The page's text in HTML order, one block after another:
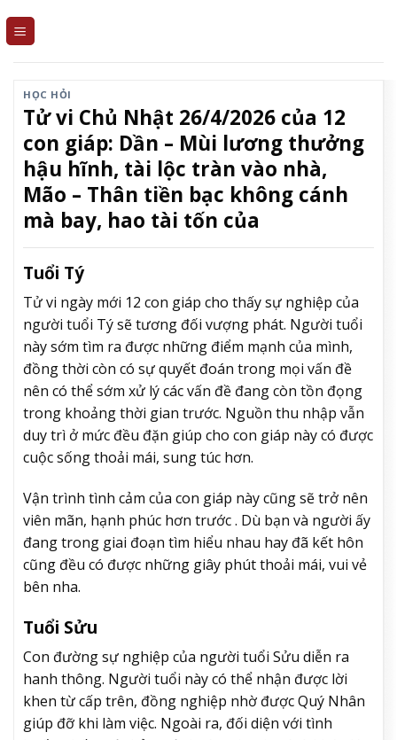
HỌC HỎI
Tử vi Chủ Nhật 26/4/2026 của 12
con giáp: Dần – Mùi lương thưởng
hậu hĩnh, tài lộc tràn vào nhà,
Mão – Thân tiền bạc không cánh
mà bay, hao tài tốn của
Tuổi Tý
Tử vi ngày mới 12 con giáp cho thấy sự nghiệp của
người tuổi Tý sẽ tương đối vượng phát. Người tuổi
này sớm tìm ra được những điểm mạnh của mình,
đồng thời còn có sự quyết đoán trong mọi vấn đề
nên có thể sớm xử lý các vấn đề đang còn tồn đọng
trong khoảng thời gian trước. Nguồn thu nhập vẫn
duy trì ở mức đều đặn giúp cho con giáp này có được
cuộc sống thoải mái, sung túc hơn.
Vận trình tình cảm của con giáp này cũng sẽ trở nên
viên mãn, hạnh phúc hơn trước . Dù bạn và người ấy
đang trong giai đoạn tìm hiểu nhau hay đã kết hôn
cũng đều có được những giây phút thoải mái, vui vẻ
bên nha.
Tuổi Sửu
Con đường sự nghiệp của người tuổi Sửu diễn ra
hanh thông. Người tuổi này có thể nhận được lời
khen từ cấp trên, đồng nghiệp nhờ được Quý Nhân
giúp đỡ khi làm việc. Ngoài ra, đối diện với tình